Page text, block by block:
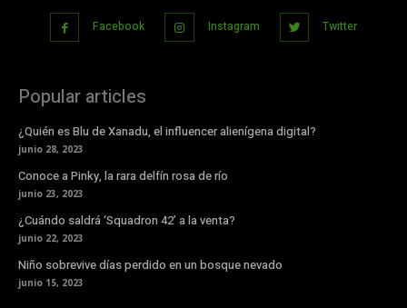
Facebook Instagram Twitter
Popular articles
¿Quién es Blu de Xanadu, el influencer alienígena digital?
junio 28, 2023
Conoce a Pinky, la rara delfín rosa de río
junio 23, 2023
¿Cuándo saldrá ‘Squadron 42’ a la venta?
junio 22, 2023
Niño sobrevive días perdido en un bosque nevado
junio 15, 2023